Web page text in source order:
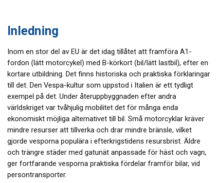
Inledning
Inom en stor del av EU är det idag tillåtet att framföra A1-
fordon (lätt motorcykel) med B-körkort (bil/lätt lastbil), efter en
kortare utbildning. Det finns historiska och praktiska förklaringar
till det. Den Vespa-kultur som uppstod i Italien är ett tydligt
exempel på det. Under återuppbyggnaden efter andra
världskriget var tvåhjulig mobilitet det för många enda
ekonomiskt möjliga alternativet till bil. Små motorcyklar kräver
mindre resurser att tillverka och drar mindre bränsle, vilket
gjorde vesporna populära i efterkrigstidens resursbrist. Äldre
och trängre städer med gatunät anpassade för häst och vagn,
ger fortfarande vesporna praktiska fördelar framför bilar, vid
persontransporter.